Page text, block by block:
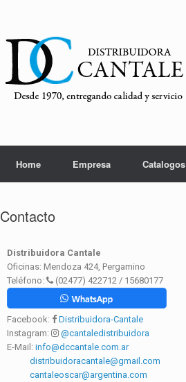
Home Empresa Catalogos
Contacto
Distribuidora Cantale
Oficinas: Mendoza 424, Pergamino
Teléfono:
(02477) 422712 / 15680177
Facebook:
Distribuidora-Cantale
Instagram:
@cantaledistribuidora
E-Mail: info@dccantale.com.ar
distribuidoracantale@gmail.com
cantaleoscar@argentina.com